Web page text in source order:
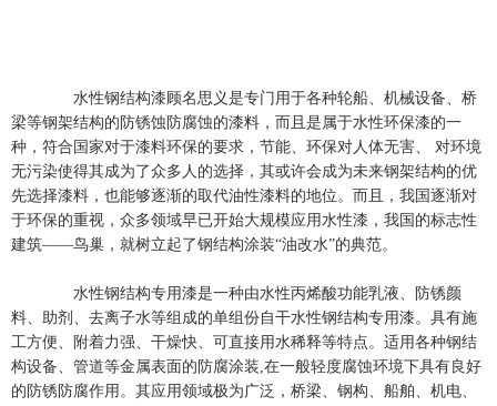
水性钢结构漆顾名思义是专门用于各种轮船、机械设备、桥
梁等钢架结构的防锈蚀防腐蚀的漆料，而且是属于水性环保漆的一
种，符合国家对于漆料环保的要求，节能、环保对人体无害、 对环境
无污染使得其成为了众多人的选择，其或许会成为未来钢架结构的优
先选择漆料，也能够逐渐的取代油性漆料的地位。而且，我国逐渐对
于环保的重视，众多领域早已开始大规模应用水性漆，我国的标志性
建筑——鸟巢，就树立起了钢结构涂装“油改水”的典范。
水性钢结构专用漆是一种由水性丙烯酸功能乳液、防锈颜
料、助剂、去离子水等组成的单组份自干水性钢结构专用漆。具有施
工方便、附着力强、干燥快、可直接用水稀释等特点。适用各种钢结
构设备、管道等金属表面的防腐涂装,在一般轻度腐蚀环境下具有良好
的防锈防腐作用。其应用领域极为广泛，桥梁、钢构、船舶、机电、